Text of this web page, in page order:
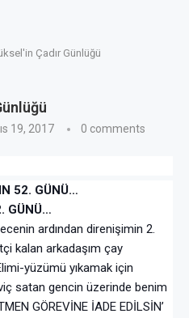
Çadır Günlüğü
19, 2017 0 comments
52. GÜNÜ…
ardından direnişimin 2.
kalan arkadaşım çay
yüzümü yıkamak için
satan gencin üzerinde benim
GÖREVİNE İADE EDİLSİN’